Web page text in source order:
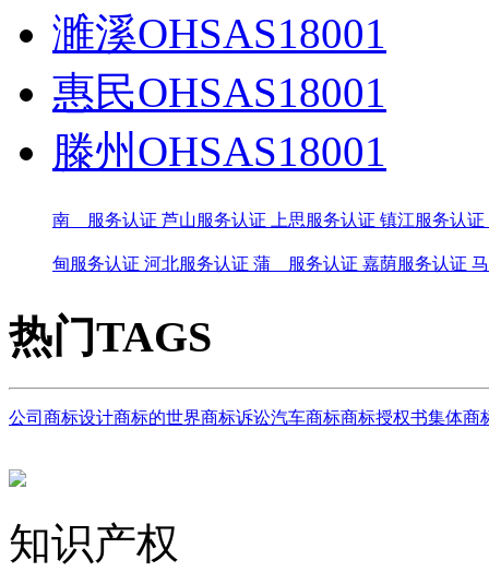
濉溪OHSAS18001
惠民OHSAS18001
滕州OHSAS18001
南 服务认证 芦山服务认证 上思服务认证 镇江服务认证
甸服务认证 河北服务认证 蒲 服务认证 嘉荫服务认证
热门TAGS
公司商标设计商标的世界商标诉讼汽车商标商标授权书集体商
知识产权